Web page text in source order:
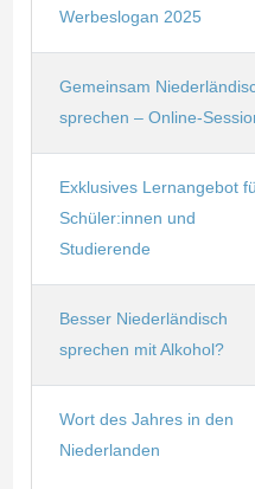
Werbeslogan 2025
Gemeinsam
sprechen – Online-
Exklusives Lernangebot
Schüler:innen und
Studierende
Besser Niederländisch
sprechen mit Alkohol?
Wort des Jahres in den
Niederlanden